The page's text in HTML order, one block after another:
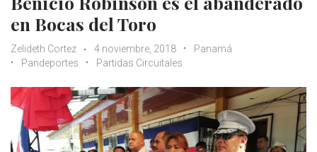
en Bocas del Toro
Zelideth Cortez 4 noviembre, 2018
Panamá
Pandeportes
Partidas Circuitales